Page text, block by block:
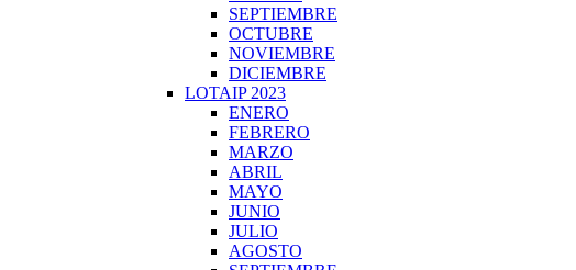
SEPTIEMBRE
OCTUBRE
NOVIEMBRE
DICIEMBRE
LOTAIP 2023
ENERO
FEBRERO
MARZO
ABRIL
MAYO
JUNIO
JULIO
AGOSTO